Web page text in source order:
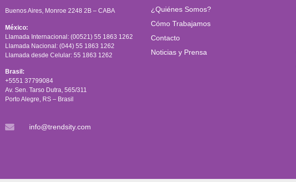
Buenos Aires, Monroe 2248 2B – CABA
México:
Llamada Internacional: (00521) 55 1863 1262
Llamada Nacional: (044) 55 1863 1262
Llamada desde Celular: 55 1863 1262
Brasil:
+5551 37799084
Av. Sen. Tarso Dutra, 565/311
Porto Alegre, RS – Brasil
info@trendsity.com
¿Quiénes Somos?
Cómo Trabajamos
Contacto
Noticias y Prensa